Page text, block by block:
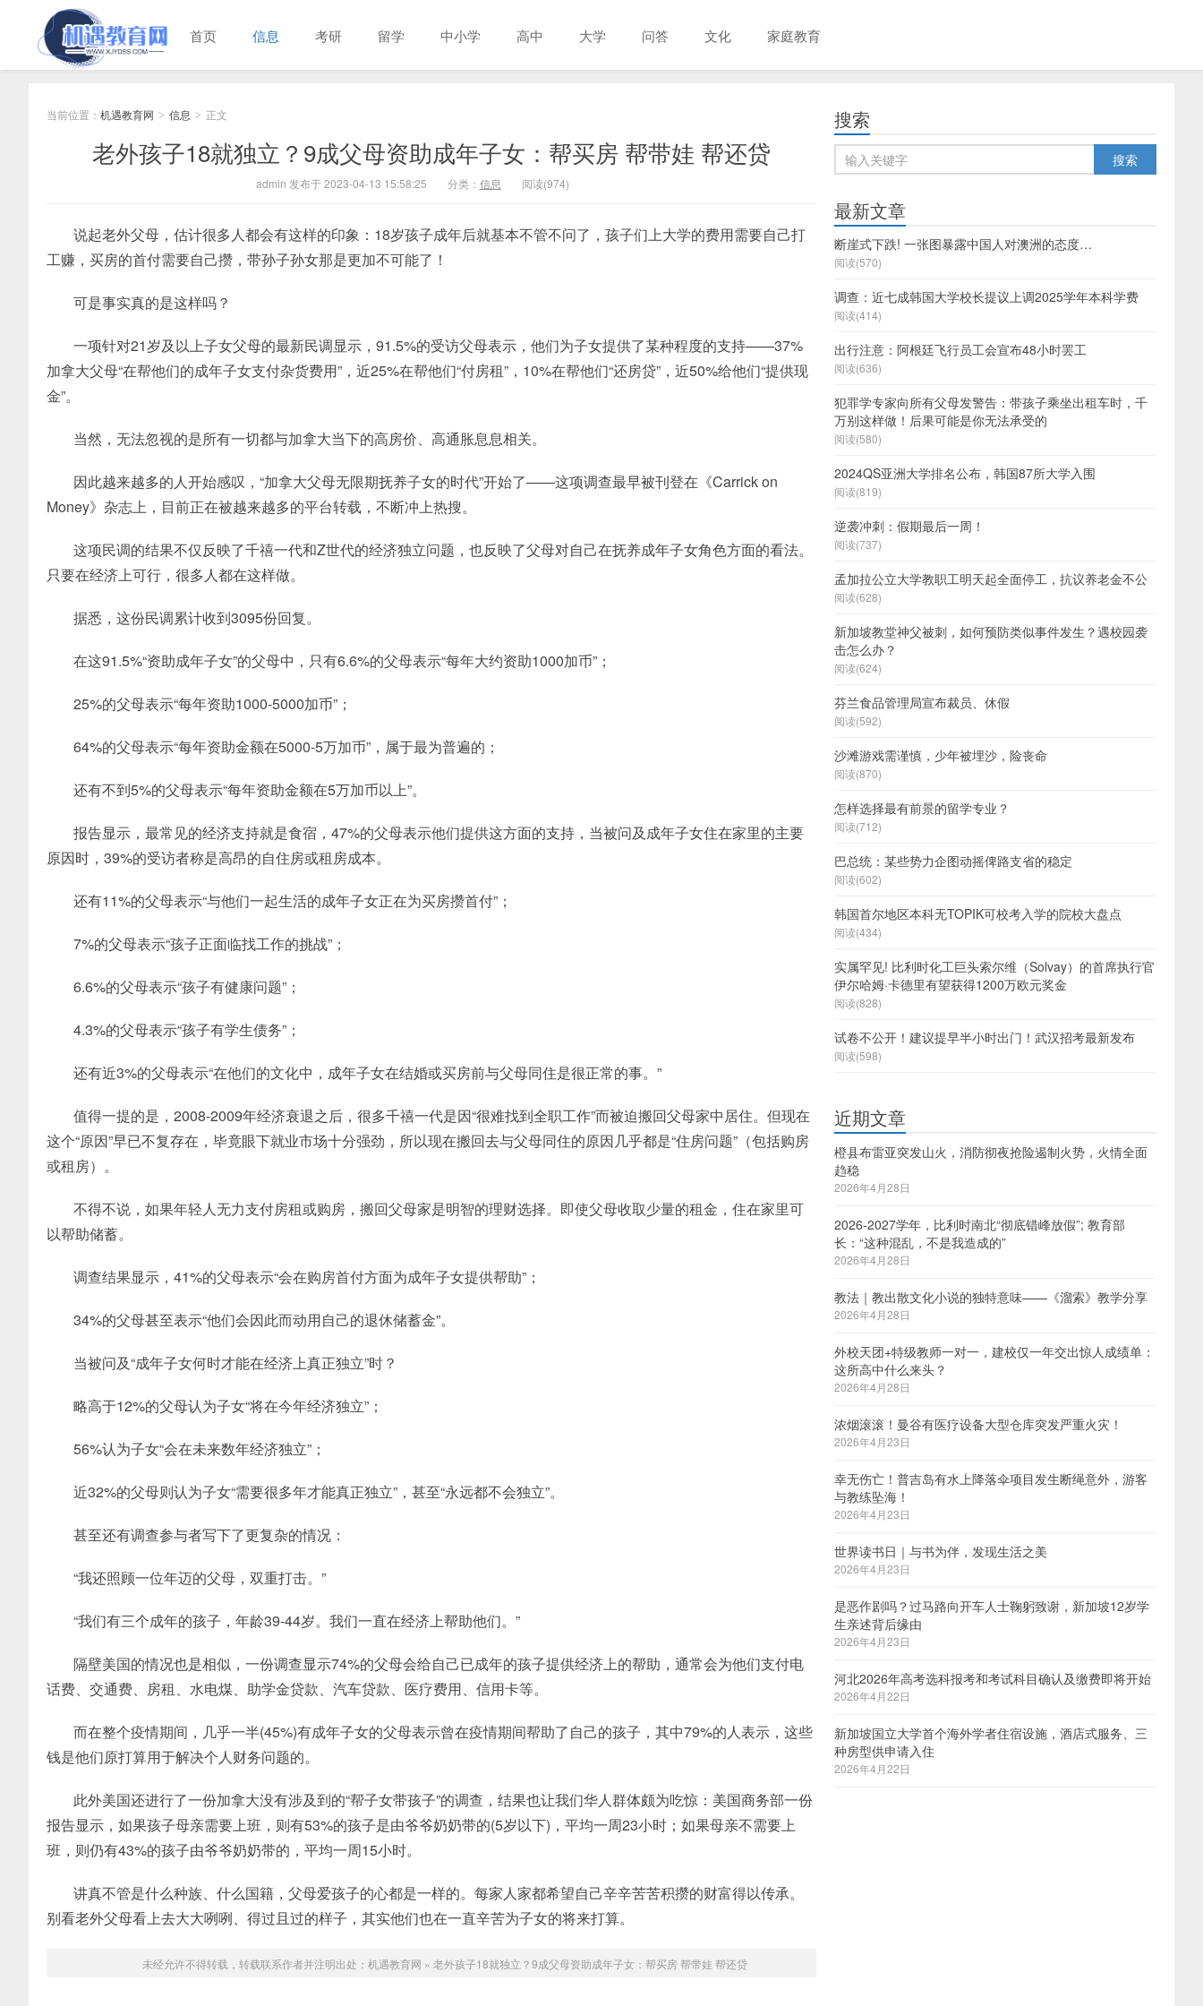
首页 信息 考研 留学 中小学 高中 大学 问答 文化 家庭教育
当前位置： 机遇教育网 > 信息 > 正文
老外孩子18就独立？9成父母资助成年子女：帮买房 帮带娃 帮还贷
admin 发布于 2023-04-13 15:58:25 分类： 信息 阅读(974)
说起老外父母，估计很多人都会有这样的印象：18岁孩子成年后就基本不管不问了，孩子们上大学的费用需要自己打
工赚，买房的首付需要自己攒，带孙子孙女那是更加不可能了！
可是事实真的是这样吗？
一项针对21岁及以上子女父母的最新民调显示，91.5%的受访父母表示，他们为子女提供了某种程度的支持——37%
加拿大父母“在帮他们的成年子女支付杂货费用”，近25%在帮他们“付房租”，10%在帮他们“还房贷”，近50%给他们“提供现
金”。
当然，无法忽视的是所有一切都与加拿大当下的高房价、高通胀息息相关。
因此越来越多的人开始感叹，“加拿大父母无限期抚养子女的时代”开始了——这项调查最早被刊登在《Carrick on
Money》杂志上，目前正在被越来越多的平台转载，不断冲上热搜。
这项民调的结果不仅反映了千禧一代和Z世代的经济独立问题，也反映了父母对自己在抚养成年子女角色方面的看法。
只要在经济上可行，很多人都在这样做。
据悉，这份民调累计收到3095份回复。
在这91.5%“资助成年子女”的父母中，只有6.6%的父母表示“每年大约资助1000加币”；
25%的父母表示“每年资助1000-5000加币”；
64%的父母表示“每年资助金额在5000-5万加币”，属于最为普遍的；
还有不到5%的父母表示“每年资助金额在5万加币以上”。
报告显示，最常见的经济支持就是食宿，47%的父母表示他们提供这方面的支持，当被问及成年子女住在家里的主要
原因时，39%的受访者称是高昂的自住房或租房成本。
还有11%的父母表示“与他们一起生活的成年子女正在为买房攒首付”；
7%的父母表示“孩子正面临找工作的挑战”；
6.6%的父母表示“孩子有健康问题”；
4.3%的父母表示“孩子有学生债务”；
还有近3%的父母表示“在他们的文化中，成年子女在结婚或买房前与父母同住是很正常的事。”
值得一提的是，2008-2009年经济衰退之后，很多千禧一代是因“很难找到全职工作”而被迫搬回父母家中居住。但现在
这个“原因”早已不复存在，毕竟眼下就业市场十分强劲，所以现在搬回去与父母同住的原因几乎都是“住房问题”（包括购房
或租房）。
不得不说，如果年轻人无力支付房租或购房，搬回父母家是明智的理财选择。即使父母收取少量的租金，住在家里可
以帮助储蓄。
调查结果显示，41%的父母表示“会在购房首付方面为成年子女提供帮助”；
34%的父母甚至表示“他们会因此而动用自己的退休储蓄金”。
当被问及“成年子女何时才能在经济上真正独立”时？
略高于12%的父母认为子女“将在今年经济独立”；
56%认为子女“会在未来数年经济独立”；
近32%的父母则认为子女“需要很多年才能真正独立”，甚至“永远都不会独立”。
甚至还有调查参与者写下了更复杂的情况：
“我还照顾一位年迈的父母，双重打击。”
“我们有三个成年的孩子，年龄39-44岁。我们一直在经济上帮助他们。”
隔壁美国的情况也是相似，一份调查显示74%的父母会给自己已成年的孩子提供经济上的帮助，通常会为他们支付电
话费、交通费、房租、水电煤、助学金贷款、汽车贷款、医疗费用、信用卡等。
而在整个疫情期间，几乎一半(45%)有成年子女的父母表示曾在疫情期间帮助了自己的孩子，其中79%的人表示，这些
钱是他们原打算用于解决个人财务问题的。
此外美国还进行了一份加拿大没有涉及到的“帮子女带孩子”的调查，结果也让我们华人群体颇为吃惊：美国商务部一份
报告显示，如果孩子母亲需要上班，则有53%的孩子是由爷爷奶奶带的(5岁以下)，平均一周23小时；如果母亲不需要上
班，则仍有43%的孩子由爷爷奶奶带的，平均一周15小时。
讲真不管是什么种族、什么国籍，父母爱孩子的心都是一样的。每家人家都希望自己辛辛苦苦积攒的财富得以传承。
别看老外父母看上去大大咧咧、得过且过的样子，其实他们也在一直辛苦为子女的将来打算。
未经允许不得转载，转载联系作者并注明出处： 机遇教育网 » 老外孩子18就独立？9成父母资助成年子女：帮买房 帮带娃 帮还贷
搜索
最新文章
断崖式下跌! 一张图暴露中国人对澳洲的态度…
阅读(570)
调查：近七成韩国大学校长提议上调2025学年本科学费
阅读(414)
出行注意：阿根廷飞行员工会宣布48小时罢工
阅读(636)
犯罪学专家向所有父母发警告：带孩子乘坐出租车时，千
万别这样做！后果可能是你无法承受的
阅读(580)
2024QS亚洲大学排名公布，韩国87所大学入围
阅读(819)
逆袭冲刺：假期最后一周！
阅读(737)
孟加拉公立大学教职工明天起全面停工，抗议养老金不公
阅读(628)
新加坡教堂神父被刺，如何预防类似事件发生？遇校园袭
击怎么办？
阅读(624)
芬兰食品管理局宣布裁员、休假
阅读(592)
沙滩游戏需谨慎，少年被埋沙，险丧命
阅读(870)
怎样选择最有前景的留学专业？
阅读(712)
巴总统：某些势力企图动摇俾路支省的稳定
阅读(602)
韩国首尔地区本科无TOPIK可校考入学的院校大盘点
阅读(434)
实属罕见! 比利时化工巨头索尔维（Solvay）的首席执行官
伊尔哈姆·卡德里有望获得1200万欧元奖金
阅读(828)
试卷不公开！建议提早半小时出门！武汉招考最新发布
阅读(598)
近期文章
橙县布雷亚突发山火，消防彻夜抢险遏制火势，火情全面
趋稳
2026年4月28日
2026-2027学年，比利时南北“彻底错峰放假”; 教育部
长：“这种混乱，不是我造成的”
2026年4月28日
教法｜教出散文化小说的独特意味——《溜索》教学分享
2026年4月28日
外校天团+特级教师一对一，建校仅一年交出惊人成绩单：
这所高中什么来头？
2026年4月28日
浓烟滚滚！曼谷有医疗设备大型仓库突发严重火灾！
2026年4月23日
幸无伤亡！普吉岛有水上降落伞项目发生断绳意外，游客
与教练坠海！
2026年4月23日
世界读书日｜与书为伴，发现生活之美
2026年4月23日
是恶作剧吗？过马路向开车人士鞠躬致谢，新加坡12岁学
生亲述背后缘由
2026年4月23日
河北2026年高考选科报考和考试科目确认及缴费即将开始
2026年4月22日
新加坡国立大学首个海外学者住宿设施，酒店式服务、三
种房型供申请入住
2026年4月22日